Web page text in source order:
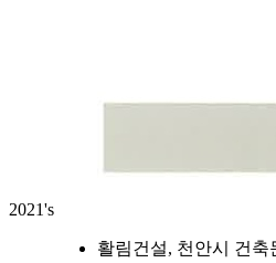
2021's
활림건설, 천안시 건축